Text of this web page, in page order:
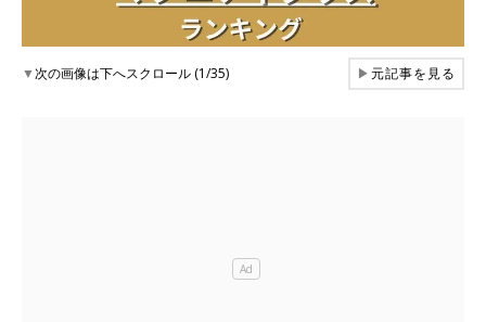
▼次の画像は下へスクロール (1/35) ▶元記事を見る